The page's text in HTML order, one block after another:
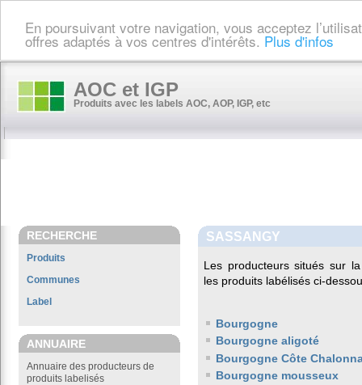
En poursuivant votre navigation, vous acceptez
offres adaptés à vos centres d'intérêts. Plus d'infos
AOC et IGP
Produits avec les labels AOC, AOP, IGP, etc
RECHERCHE
Produits
Communes
Label
ANNUAIRE
Annuaire des producteurs de
produits labelisés
SASSANGY
Les producteurs situés sur
les produits labélisés ci-
Bourgogne
Bourgogne aligoté
Bourgogne Côte
Bourgogne mousseux